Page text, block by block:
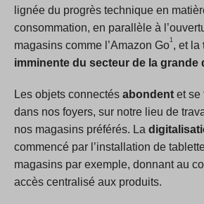
lignée du progrès technique en
consommation, en parallèle à
magasins comme l’Amazon Go1 , et la
imminente du secteur de la grande
Les objets connectés abondent et se
dans nos foyers, sur notre lieu de
nos magasins préférés. La
commencé par l’installation de
magasins par exemple, donnant au
accès centralisé aux produits.